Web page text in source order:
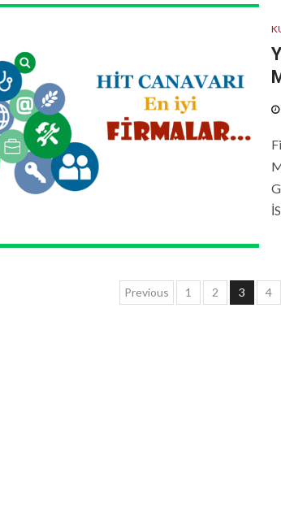
Yazı
Previous 1 2 3 4